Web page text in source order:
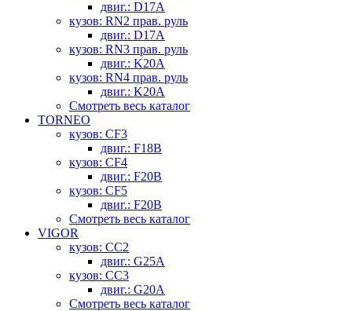
двиг.: D17A
кузов: RN2 прав. руль
двиг.: D17A
кузов: RN3 прав. руль
двиг.: K20A
кузов: RN4 прав. руль
двиг.: K20A
Смотреть весь каталог
TORNEO
кузов: CF3
двиг.: F18B
кузов: CF4
двиг.: F20B
кузов: CF5
двиг.: F20B
Смотреть весь каталог
VIGOR
кузов: CC2
двиг.: G25A
кузов: CC3
двиг.: G20A
Смотреть весь каталог